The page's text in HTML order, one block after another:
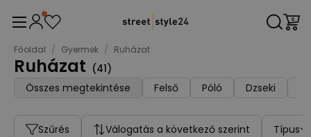
Főoldal / Gyermek / Ruházat
Ruházat (41)
Összes megtekintése
Felső Póló Dzseki
Szűrés Válogatás a következő szerint Típus